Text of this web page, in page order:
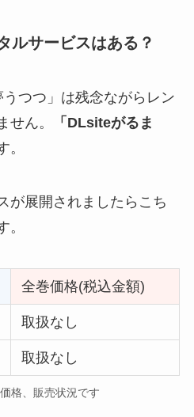
ルサービスはある？
うつつ」は残念ながらレン
せん。
「DLsiteがるま
。
が展開されましたらこち
。
全巻価格(税込金額)
取扱なし
取扱なし
格、販売状況です